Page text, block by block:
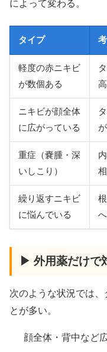
によって変わる。
タイプ
軽度の赤ニキビ
が数個ある
ニキビが顔全体
に広がっている
重症（嚢腫・深
いしこり）
繰り返すニキビ
に悩んでいる
▶ 外用薬だけで
次のような状況では
とが多い。
顔全体・背中など